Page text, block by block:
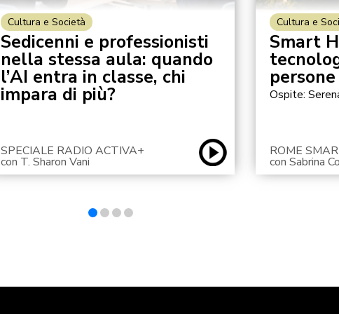
Cultura e Società
Sedicenni e professionisti
nella stessa aula: quando
l’AI entra in classe, chi
impara di più?
SPECIALE RADIO ACTIVA+
con T. Sharon Vani
Cultura e
Smart
persone
Ospite:
ROME
con Sabrina